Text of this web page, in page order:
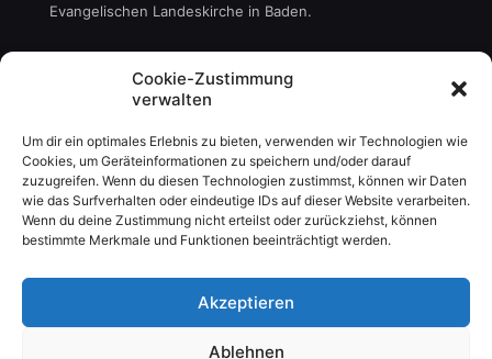
Cookie-Zustimmung
verwalten
Um dir ein optimales Erlebnis zu bieten, verwenden wir Technologien wie
Cookies, um Geräteinformationen zu speichern und/oder darauf
zuzugreifen. Wenn du diesen Technologien zustimmst, können wir Daten
wie das Surfverhalten oder eindeutige IDs auf dieser Website verarbeiten.
Wenn du deine Zustimmung nicht erteilst oder zurückziehst, können
bestimmte Merkmale und Funktionen beeinträchtigt werden.
Akzeptieren
Ablehnen
Evangelischen Landeskirche in Baden.